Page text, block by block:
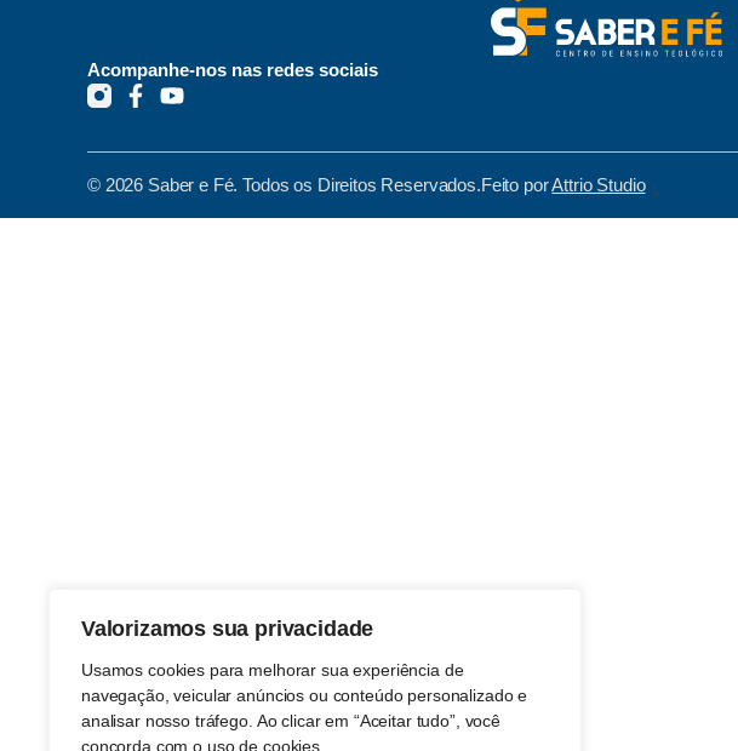
Valorizamos sua privacidade
Usamos cookies para melhorar sua experiência de
navegação, veicular anúncios ou conteúdo personalizado e
analisar nosso tráfego. Ao clicar em “Aceitar tudo”, você
concorda com o uso de cookies.
Acompanhe-nos nas redes sociais
© 2026 Saber e Fé. Todos os Direitos Reservados.Feito porAttrio Studio